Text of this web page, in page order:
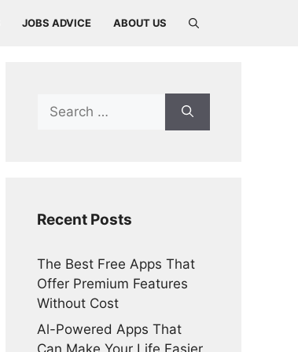
JOBS ADVICE ABOUT US
for:
Recent Posts
The Best Free Apps That
Offer Premium Features
Without Cost
Al-Powered Apps That
Can Make Your Life Easier